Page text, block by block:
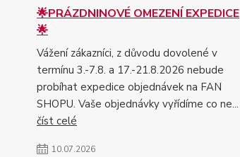
🌟PRÁZDNINOVÉ OMEZENÍ EXPEDICE
🌟
Vážení zákazníci, z důvodu dovolené v
termínu 3.-7.8. a 17.-21.8.2026 nebude
probíhat expedice objednávek na FAN
SHOPU. Vaše objednávky vyřídíme co ne...
číst celé
10.07.2026